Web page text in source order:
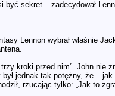
sekret – zadecydował
Lennon wybrał właśnie
kroki przed nim”. John nie
jednak tak potężny, że –
rzucając tylko: „Jak to